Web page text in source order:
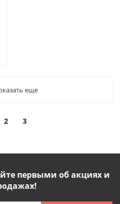
еще
2 3
первыми об акциях и